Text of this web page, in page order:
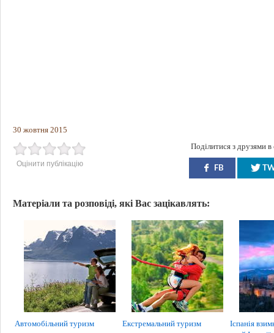
30 жовтня 2015
Оцінити публікацію
Поділитися з друзями
FB
Матеріали та розповіді, які Вас зацікавлять:
Автомобільний туризм Екстремальний туризм
Іспанія